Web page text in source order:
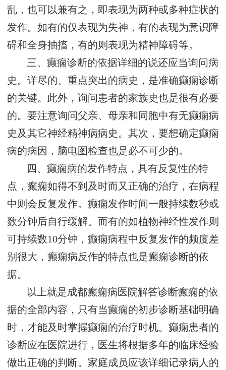
乱，也可以兼有之，即表现为两种或多种症状的
发作。如有的仅表现为失神，有的表现为意识障
碍和全身抽搐，有的则表现为精神障碍等。
三、癫痫诊断的依据详细的说还应当询问病
史。详尽的、重点突出的病史，是准确癫痫诊断
的关键。此外，询问患者的家族史也是很有必要
的。要注意询问父亲、母亲和同胞中有无癫痫病
史及其它神经精神病病史。其次，要想确定癫痫
病的病因，脑电图检查也是必不可少的。
四、癫痫病的发作特点，具有反复性的特
点，癫痫如得不到及时而又正确的治疗，在病程
中则会反复发作。癫痫发作时间一般持续数秒或
数分钟后自行缓解。而有的如植物神经性发作则
可持续数10分钟，癫痫病程中反复发作的频度差
别很大，癫痫病反作的特点也是癫痫诊断的依
据。
以上就是成都癫痫病医院解答诊断癫痫的依
据的全部内容，只有当癫痫的初步诊断基础明确
时，才能及时掌握癫痫的治疗时机。癫痫患者的
诊断应在医院进行，医生将根据多年的临床经验
做出正确的判断。家庭成员应该详细记录病人的